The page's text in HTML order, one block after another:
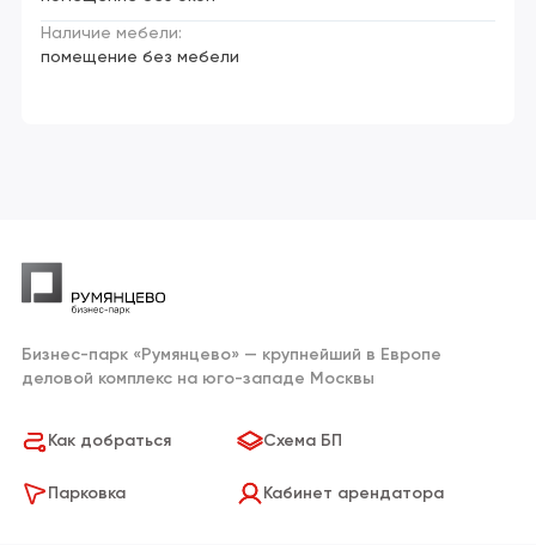
Наличие мебели:
помещение без мебели
Бизнес-парк «Румянцево» — крупнейший в Европе
деловой комплекс на юго-западе Москвы
Как добраться Схема БП
Парковка Кабинет арендатора